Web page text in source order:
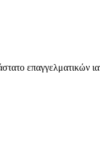
επαγγελματικών